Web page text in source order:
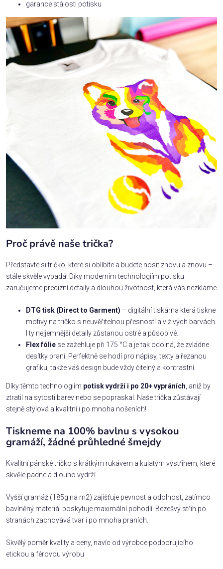
garance stálosti potisku
Proč právě naše trička?
Představte si tričko, které si oblíbíte a budete nosit znovu a znovu –
stále skvěle vypadá! Díky moderním technologiím potisku
zaručujeme precizní detaily a dlouhou životnost, která vás nezklame
DTG tisk (Direct to Garment) – digitální tiskárna která tiskne
motivy na tričko s neuvěřitelnou přesností a v živých barvách.
I ty nejjemnější detaily zůstanou ostré a působivé.
Flex fólie se zažehluje při 175 °C a je tak odolná, že zvládne
desítky praní. Perfektně se hodí pro nápisy, texty a řezanou
grafiku, takže váš design bude vždy čitelný a kontrastní.
Díky těmto technologiím potisk vydrží i po 20+ vypráních, aniž by
ztratil na sytosti barev nebo se popraskal. Naše trička zůstávají
stejně stylová a kvalitní i po mnoha nošeních!
Tiskneme na 100% bavlnu s vysokou
gramáží, žádné průhledné šmejdy
Kvalitní pánské tričko s krátkým rukávem a kulatým výstřihem, které
skvěle padne a dlouho vydrží.
Vyšší gramáž (185g na m2) zajišťuje pevnost a odolnost, zatímco
bavlněný materiál poskytuje maximální pohodlí. Bezešvý střih po
stranách zachovává tvar i po mnoha praních.
Skvělý poměr kvality a ceny, navíc od výrobce podporujícího
etickou a férovou výrobu